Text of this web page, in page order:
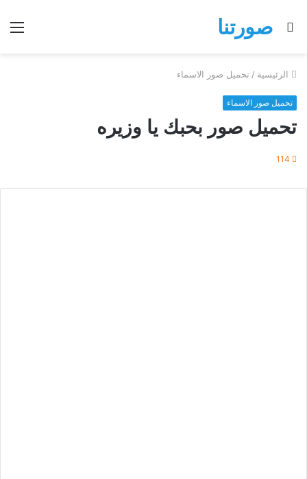
صورتنا
بحث
الرئيسية / تحميل صور الاسماء
تحميل صور الاسماء
تحميل صور بحبك يا وزيره
114